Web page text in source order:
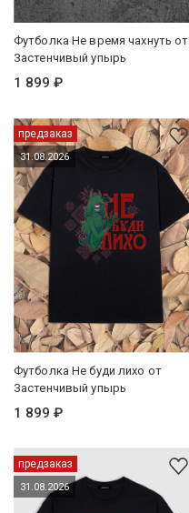
Футболка Не время чахнуть от
Застенчивый упырь
1 899 ₽
предзаказ
31.08.2026
Футболка Не буди лихо от
Застенчивый упырь
1 899 ₽
предзаказ
31.08.2026